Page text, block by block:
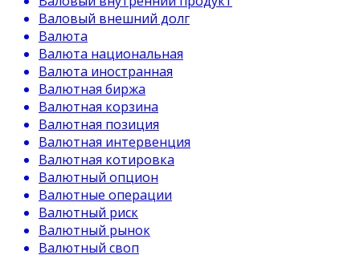
Валовый внешний долг
Валюта
Валюта национальная
Валюта иностранная
Валютная биржа
Валютная корзина
Валютная позиция
Валютная интервенция
Валютная котировка
Валютный опцион
Валютные операции
Валютный риск
Валютный рынок
Валютный своп